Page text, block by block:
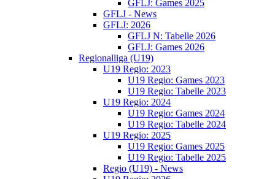
GFLJ: Games 2025
GFLJ - News
GFLJ: 2026
GFLJ N: Tabelle 2026
GFLJ: Games 2026
Regionalliga (U19)
U19 Regio: 2023
U19 Regio: Games 2023
U19 Regio: Tabelle 2023
U19 Regio: 2024
U19 Regio: Games 2024
U19 Regio: Tabelle 2024
U19 Regio: 2025
U19 Regio: Games 2025
U19 Regio: Tabelle 2025
Regio (U19) - News